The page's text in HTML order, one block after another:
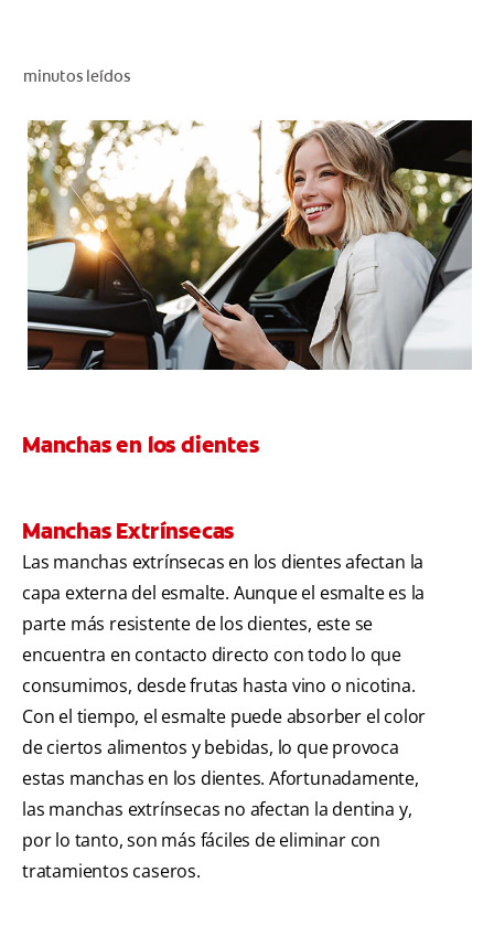
PROMOCIONES
PA (ES)
SUSCRÍBASE
minutos leídos
Manchas en los dientes
Manchas Extrínsecas
Las manchas extrínsecas en los dientes afectan la
capa externa del esmalte. Aunque el esmalte es la
parte más resistente de los dientes, este se
encuentra en contacto directo con todo lo que
consumimos, desde frutas hasta vino o nicotina.
Con el tiempo, el esmalte puede absorber el color
de ciertos alimentos y bebidas, lo que provoca
estas manchas en los dientes. Afortunadamente,
las manchas extrínsecas no afectan la dentina y,
por lo tanto, son más fáciles de eliminar con
tratamientos caseros.